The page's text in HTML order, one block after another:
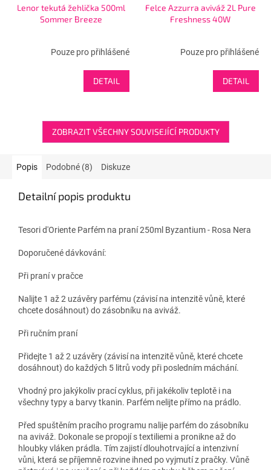
Lenor tekutá žehlička 500ml
Sommer Breeze
Pouze pro přihlášené
DETAIL
Felce Azzurra aviváž 2L Pure
Freshness 40W
Pouze pro přihlášené
DETAIL
ZOBRAZIT VŠECHNY SOUVISEJÍCÍ PRODUKTY
Popis Podobné (8) Diskuze
Detailní popis produktu
Tesori d'Oriente Parfém na praní 250ml Byzantium - Rosa Nera
Doporučené dávkování:
Při praní v pračce
Nalijte 1 až 2 uzávěry parfému (závisí na intenzitě vůně, které
chcete dosáhnout) do zásobníku na aviváž.
Při ručním praní
Přidejte 1 až 2 uzávěry (závisí na intenzitě vůně, které chcete
dosáhnout) do každých 5 litrů vody při posledním máchání.
Vhodný pro jakýkoliv prací cyklus, při jakékoliv teplotě i na
všechny typy a barvy tkanin. Parfém nelijte přímo na prádlo.
Před spuštěním pracího programu nalije parfém do zásobníku
na aviváž. Dokonale se propojí s textiliemi a pronikne až do
hloubky vláken prádla. Tím zajistí dlouhotrvající a intenzivní
vůni, která se příjemně rozvine ihned po vyjmutí z pračky. Vůně